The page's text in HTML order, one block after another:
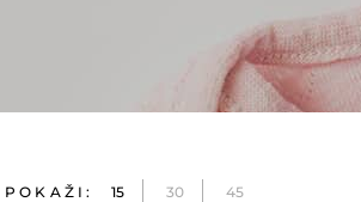
POKAŽI: 15 30 45